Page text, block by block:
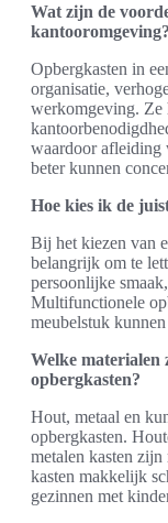
Wat zijn de
kantooromgeving?
Opbergkasten in
organisatie,
werkomgeving. Ze
waardoor afleiding
beter kunnen
Hoe kies ik de
Bij het kiezen van
belangrijk om te
persoonlijke
Multifunctionele
meubelstuk
Welke materialen
opbergkasten?
Hout, metaal en
opbergkasten.
metalen kasten
kasten makkelijk
gezinnen met